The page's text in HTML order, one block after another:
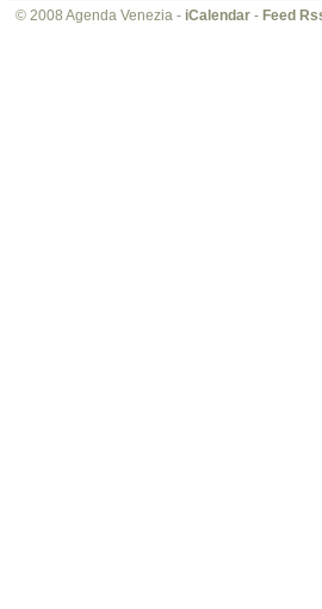
© 2008 Agenda Venezia - iCalendar - Feed